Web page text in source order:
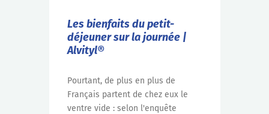
Les bienfaits du petit-
déjeuner sur la journée |
Alvityl®
Pourtant, de plus en plus de
Français partent de chez eux le
ventre vide : selon l'enquête